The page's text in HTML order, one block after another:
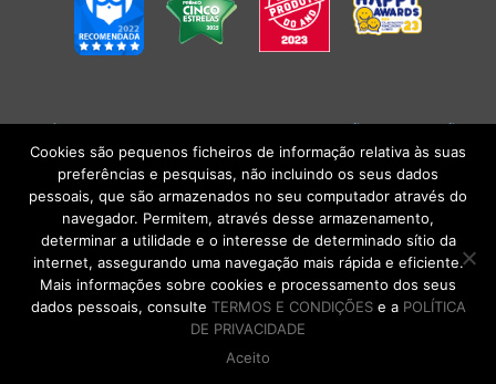
POLÍTICA DE PRIVACIDADE|TERMOS E CONDIÇÕESlCONDIÇÕES
GERAIS DE VENDA| Alberto Oculista, SA 2026. Todos os direitos reservados.
DE VOLTA AO TOPO
Cookies são pequenos ficheiros de informação relativa às suas
preferências e pesquisas, não incluindo os seus dados
pessoais, que são armazenados no seu computador através do
navegador. Permitem, através desse armazenamento,
determinar a utilidade e o interesse de determinado sítio da
internet, assegurando uma navegação mais rápida e eficiente.
Mais informações sobre cookies e processamento dos seus
dados pessoais, consulte TERMOS E CONDIÇÕESe a POLÍTICA
DE PRIVACIDADE
Aceito